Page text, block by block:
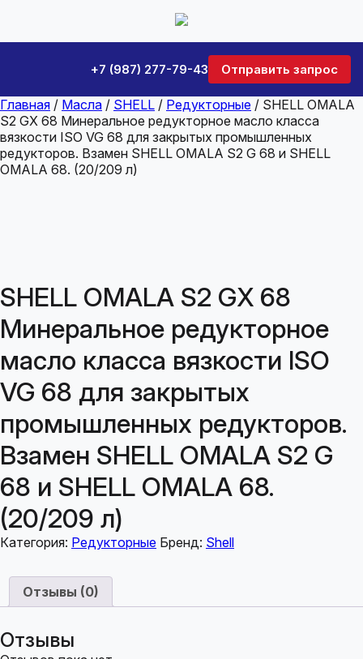
+7 (987) 277-79-43 Отправить запрос
Главная / Масла / SHELL / Редукторные / SHELL OMALA
S2 GX 68 Минеральное редукторное масло класса
вязкости ISO VG 68 для закрытых промышленных
редукторов. Взамен SHELL OMALA S2 G 68 и SHELL
OMALA 68. (20/209 л)
SHELL OMALA S2 GX 68
Минеральное редукторное
масло класса вязкости ISO
VG 68 для закрытых
промышленных редукторов.
Взамен SHELL OMALA S2 G
68 и SHELL OMALA 68.
(20/209 л)
Категория: Редукторные Бренд: Shell
Отзывы (0)
Отзывы